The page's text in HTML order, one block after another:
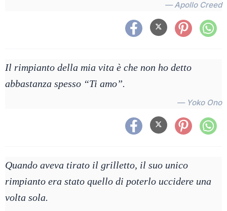
— Apollo Creed
Il rimpianto della mia vita è che non ho detto
abbastanza spesso “Ti amo”.
— Yoko Ono
Quando aveva tirato il grilletto, il suo unico
rimpianto era stato quello di poterlo uccidere una
volta sola.